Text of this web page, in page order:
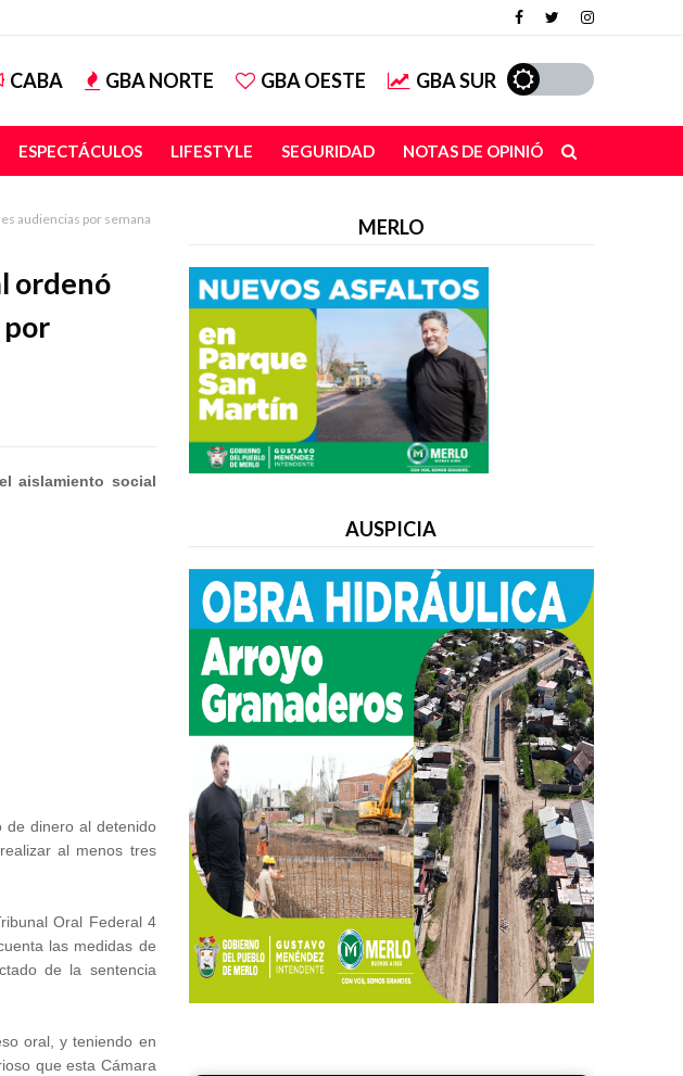
CABA GBA NORTE GBA OESTE GBA SUR
ESPECTÁCULOS LIFESTYLE SEGURIDAD NOTAS DE OPINIÓN
audiencias por semana
ordenó
por
aislamiento social
de dinero al detenido
al menos tres
Oral Federal 4
las medidas de
de la sentencia
oral, y teniendo en
que esta Cámara
MERLO
AUSPICIA